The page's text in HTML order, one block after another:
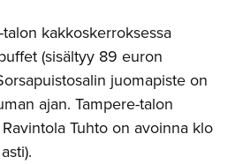
kakkoskerroksessa
(sisältyy 89 euron
juomapiste on
ajan. Tampere-talon
Tuhto on avoinna klo